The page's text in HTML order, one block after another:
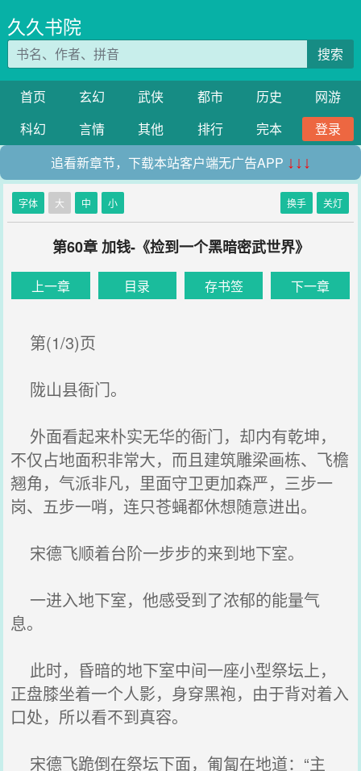
久久书院
搜索
首页 玄幻 武侠 都市 历史
网游
科幻
言情 其他 排行 完本
登录
追看新章节，下载本站客户端无广告APP ↓↓↓
字体 大 中 小 换手 关灯
第60章 加钱-《捡到一个黑暗密武世界》
上一章 目录 存书签 下一章
第(1/3)页
陇山县衙门。
外面看起来朴实无华的衙门，却内有乾坤，
不仅占地面积非常大，而且建筑雕梁画栋、飞檐
翘角，气派非凡，里面守卫更加森严，三步一
岗、五步一哨，连只苍蝇都休想随意进出。
宋德飞顺着台阶一步步的来到地下室。
一进入地下室，他感受到了浓郁的能量气
息。
此时，昏暗的地下室中间一座小型祭坛上，
正盘膝坐着一个人影，身穿黑袍，由于背对着入
口处，所以看不到真容。
宋德飞跪倒在祭坛下面，匍匐在地道：“主